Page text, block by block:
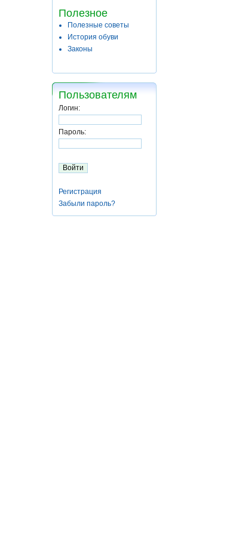
Полезное
Полезные советы
История обуви
Законы
Пользователям
Логин:
Пароль:
Регистрация
Забыли пароль?